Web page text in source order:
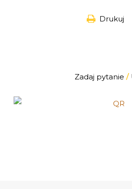
Drukuj
Zadaj pytanie /